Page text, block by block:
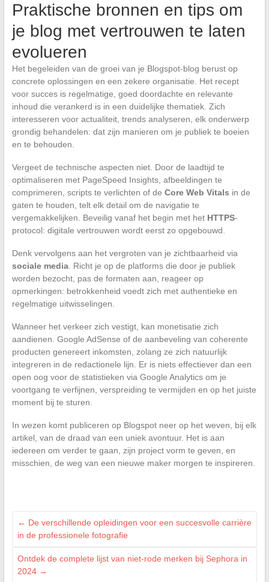
Praktische bronnen en tips om
je blog met vertrouwen te laten
evolueren
Het begeleiden van de groei van je Blogspot-blog berust op
concrete oplossingen en een zekere organisatie. Het recept
voor succes is regelmatige, goed doordachte en relevante
inhoud die verankerd is in een duidelijke thematiek. Zich
interesseren voor actualiteit, trends analyseren, elk onderwerp
grondig behandelen: dat zijn manieren om je publiek te boeien
en te behouden.
Vergeet de technische aspecten niet. Door de laadtijd te
optimaliseren met PageSpeed Insights, afbeeldingen te
comprimeren, scripts te verlichten of de Core Web Vitals in de
gaten te houden, telt elk detail om de navigatie te
vergemakkelijken. Beveilig vanaf het begin met het HTTPS-
protocol: digitale vertrouwen wordt eerst zo opgebouwd.
Denk vervolgens aan het vergroten van je zichtbaarheid via
sociale media. Richt je op de platforms die door je publiek
worden bezocht, pas de formaten aan, reageer op
opmerkingen: betrokkenheid voedt zich met authentieke en
regelmatige uitwisselingen.
Wanneer het verkeer zich vestigt, kan monetisatie zich
aandienen. Google AdSense of de aanbeveling van coherente
producten genereert inkomsten, zolang ze zich natuurlijk
integreren in de redactionele lijn. Er is niets effectiever dan een
open oog voor de statistieken via Google Analytics om je
voortgang te verfijnen, verspreiding te vermijden en op het juiste
moment bij te sturen.
In wezen komt publiceren op Blogspot neer op het weven, bij elk
artikel, van de draad van een uniek avontuur. Het is aan
iedereen om verder te gaan, zijn project vorm te geven, en
misschien, de weg van een nieuwe maker morgen te inspireren.
← De verschillende opleidingen voor een succesvolle carrière
in de professionele fotografie
Ontdek de complete lijst van niet-rode merken bij Sephora in
2024 →